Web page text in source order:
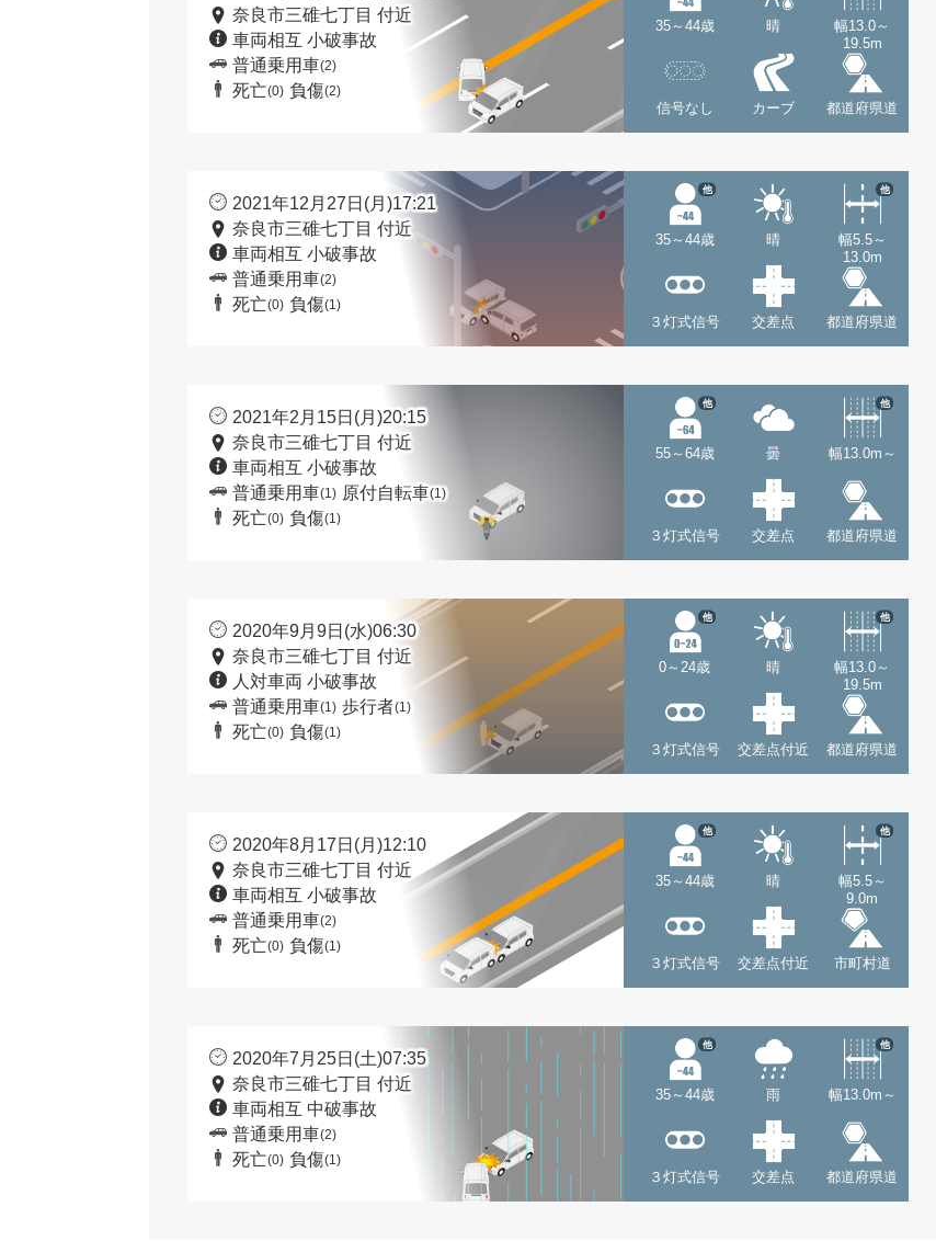
奈良市三碓七丁目 付近
車両相互 小破事故
普通乗用車(2)
死亡(0) 負傷(2)
35～44歳 晴
幅13.0～
19.5m
信号なし カーブ 都道府県道
2021年12月27日(月)17:21
奈良市三碓七丁目 付近
車両相互 小破事故
普通乗用車(2)
死亡(0) 負傷(1)
35～44歳
他
晴
幅5.5～
13.0m
他
３灯式信号 交差点 都道府県道
2021年2月15日(月)20:15
奈良市三碓七丁目 付近
車両相互 小破事故
普通乗用車(1) 原付自転車(1)
死亡(0) 負傷(1)
55～64歳
他
曇 幅13.0m～
他
３灯式信号 交差点 都道府県道
2020年9月9日(水)06:30
奈良市三碓七丁目 付近
人対車両 小破事故
普通乗用車(1) 歩行者(1)
死亡(0) 負傷(1)
0～24歳
他
晴
幅13.0～
19.5m
他
３灯式信号 交差点付近 都道府県道
2020年8月17日(月)12:10
奈良市三碓七丁目 付近
車両相互 小破事故
普通乗用車(2)
死亡(0) 負傷(1)
35～44歳
他
晴
幅5.5～
9.0m
他
３灯式信号 交差点付近 市町村道
2020年7月25日(土)07:35
奈良市三碓七丁目 付近
車両相互 中破事故
普通乗用車(2)
死亡(0) 負傷(1)
35～44歳
他
雨 幅13.0m～
他
３灯式信号 交差点 都道府県道